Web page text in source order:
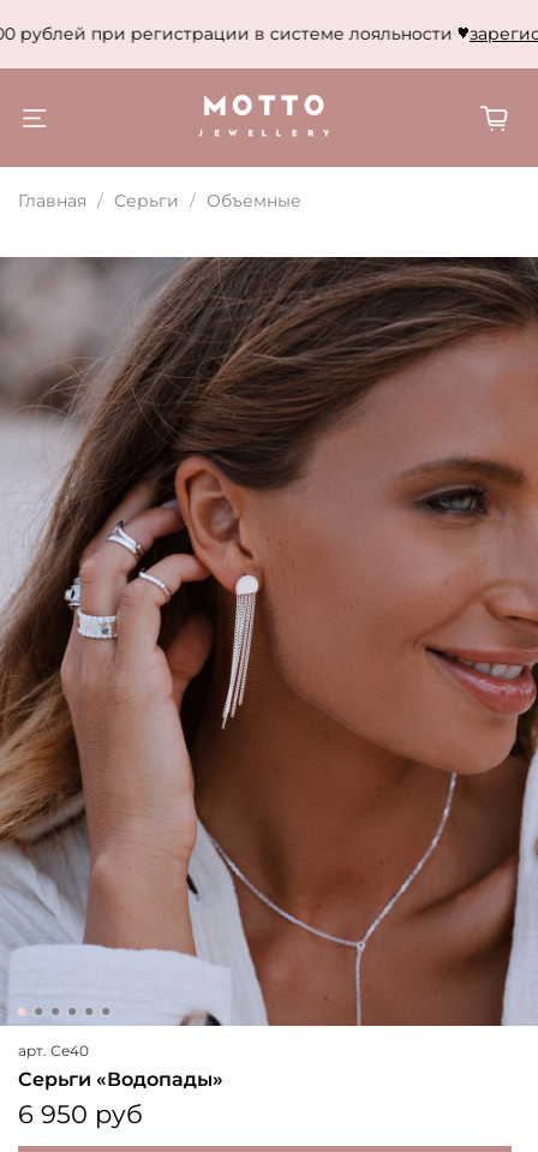
при регистрации в системе лояльности
Главная Серьги Объемные
арт. Се40
Серьги «Водопады»
6 950 руб